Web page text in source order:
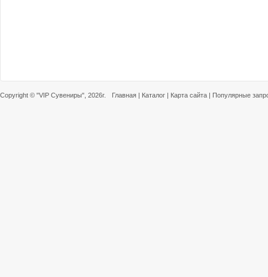
Copyright © "VIP Сувениры" , 2026г. Главная | Каталог | Карта сайта | Популярные